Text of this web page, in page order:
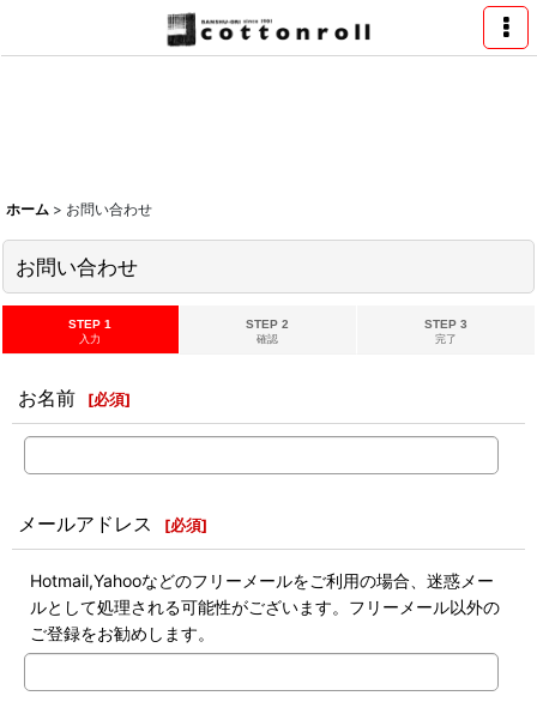
ホーム > お問い合わせ
お問い合わせ
STEP 1
入力
STEP 2
確認
STEP 3
完了
お名前 [必須]
メールアドレス [必須]
Hotmail,Yahooなどのフリーメールをご利用の場合、迷惑メー
ルとして処理される可能性がございます。フリーメール以外の
ご登録をお勧めします。